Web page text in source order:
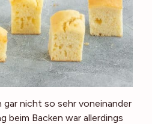
gar nicht so sehr voneinander
beim Backen war allerdings